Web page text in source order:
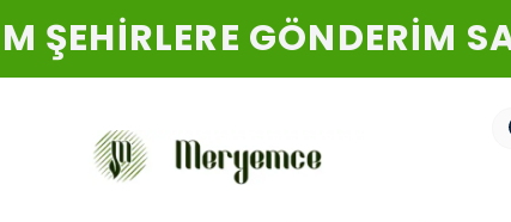
SİPARİŞLERDE